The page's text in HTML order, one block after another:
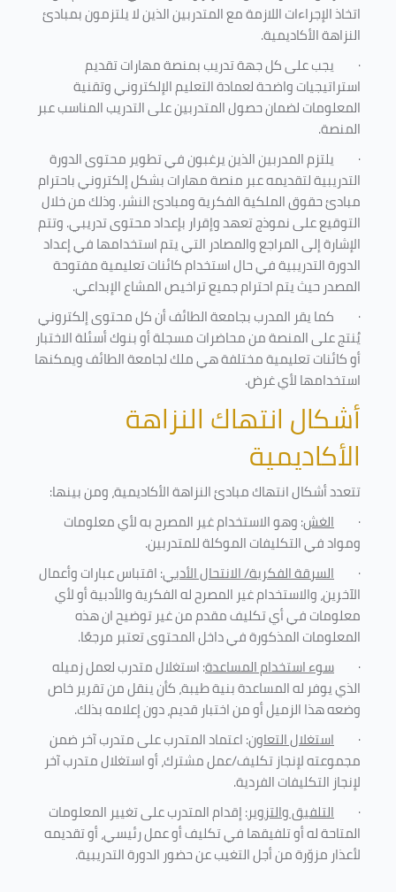
اتخاذ الإجراءات اللازمة مع المتدربين الذين لا يلتزمون بمبادئ
النزاهة الأكاديمية.
· يجب على كل جهة تدريب بمنصة مهارات تقديم
استراتيجيات واضحة لعمادة التعليم الإلكتروني وتقنية
المعلومات لضمان حصول المتدربين على التدريب المناسب عبر
المنصة.
· يلتزم المدربين الذين يرغبون في تطوير محتوى الدورة
التدريبية لتقديمه عبر منصة مهارات بشكل إلكتروني باحترام
مبادئ حقوق الملكية الفكرية ومبادئ النشر. وذلك من خلال
التوقيع على نموذج تعهد وإقرار بإعداد محتوى تدريبي. وتتم
الإشارة إلى المراجع والمصادر التي يتم استخدامها في إعداد
الدورة التدريبية في حال استخدام كائنات تعليمية مفتوحة
المصدر حيث يتم احترام جميع تراخيص المشاع الإبداعي.
· كما يقر المدرب بجامعة الطائف أن كل محتوى إلكتروني
يُنتج على المنصة من محاضرات مسجلة أو بنوك أسئلة الاختبار
أو كائنات تعليمية مختلفة هي ملك لجامعة الطائف ويمكنها
استخدامها لأي غرض.
أشكال انتهاك النزاهة
الأكاديمية
تتعدد أشكال انتهاك مبادئ النزاهة الأكاديمية، ومن بينها:
· الغش: وهو الاستخدام غير المصرح به لأي معلومات
ومواد في التكليفاتالموكلة للمتدربين.
· السرقة الفكرية/ الانتحال الأدبي: اقتباس عبارات وأعمال
الآخرين، والاستخدام غير المصرح له الفكرية والأدبية أو لأي
معلومات في أي تكليف مقدم من غير توضيح ان هذه
المعلومات المذكورة في داخل المحتوى تعتبر مرجعًا.
· سوء استخدام المساعدة: استغلال متدرب لعمل زميله
الذي يوفر له المساعدة بنية طيبة، كأن ينقل من تقرير خاص
وضعه هذا الزميل أو من اختبار قديم، دون إعلامه بذلك.
· استغلال التعاون: اعتماد المتدرب على متدرب آخر ضمن
مجموعته لإنجاز تكليف/عمل مشترك، أو استغلال متدرب آخر
لإنجاز التكليفات الفردية.
· التلفيق والتزوير: إقدام المتدرب على تغيير المعلومات
المتاحة له أو تلفيقها في تكليف أو عمل رئيسي، أو تقديمه
لأعذار مزوّرة من أجل التغيب عن حضور الدورة التدريبية.